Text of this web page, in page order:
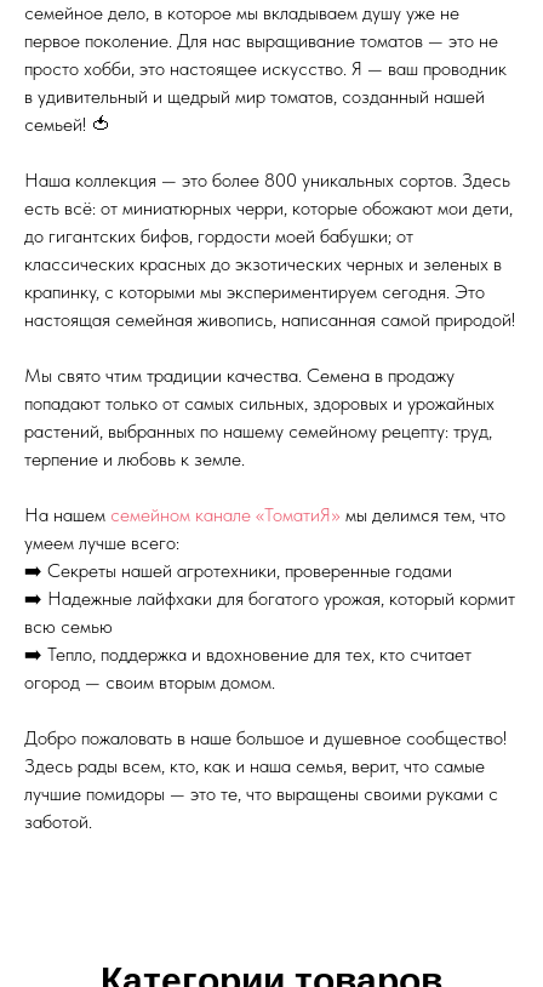
семейное дело, в которое мы вкладываем душу уже не
первое поколение. Для нас выращивание томатов — это не
просто хобби, это настоящее искусство. Я — ваш проводник
в удивительный и щедрый мир томатов, созданный нашей
семьей! 🍅
Наша коллекция — это более 800 уникальных сортов. Здесь
есть всё: от миниатюрных черри, которые обожают мои дети,
до гигантских бифов, гордости моей бабушки; от
классических красных до экзотических черных и зеленых в
крапинку, с которыми мы экспериментируем сегодня. Это
настоящая семейная живопись, написанная самой природой!
Мы свято чтим традиции качества. Семена в продажу
попадают только от самых сильных, здоровых и урожайных
растений, выбранных по нашему семейному рецепту: труд,
терпение и любовь к земле.
На нашем семейном канале «ТоматиЯ» мы делимся тем, что
умеем лучше всего:
➡️ Секреты нашей агротехники, проверенные годами
➡️ Надежные лайфхаки для богатого урожая, который кормит
всю семью
➡️ Тепло, поддержка и вдохновение для тех, кто считает
огород — своим вторым домом.
Добро пожаловать в наше большое и душевное сообщество!
Здесь рады всем, кто, как и наша семья, верит, что самые
лучшие помидоры — это те, что выращены своими руками с
заботой.